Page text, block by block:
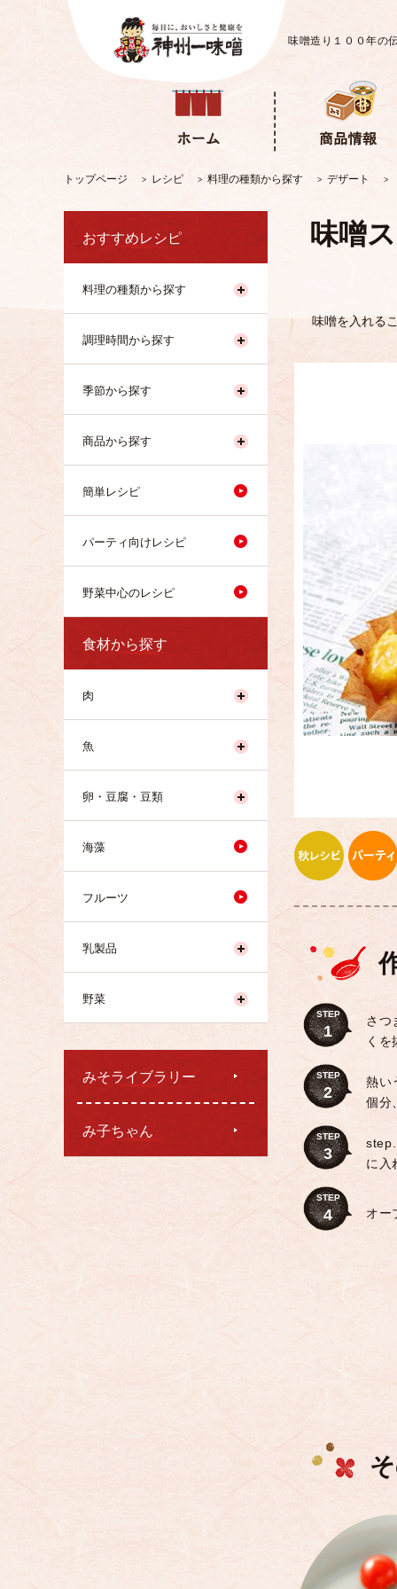
味噌造り１００年の
トップページ > レシピ > 料理の種類から探す > デザート >
味噌
味噌を入れる
STEP
1
さつ
く
STEP
2
熱い
個分
STEP
3
に入
STEP
4 オー
おすすめレシピ
料理の種類から探す
調理時間から探す
季節から探す
商品から探す
簡単レシピ
パーティ向けレシピ
野菜中心のレシピ
食材から探す
肉
魚
卵・豆腐・豆類
海藻
フルーツ
乳製品
野菜
みそライブラリー
み子ちゃん